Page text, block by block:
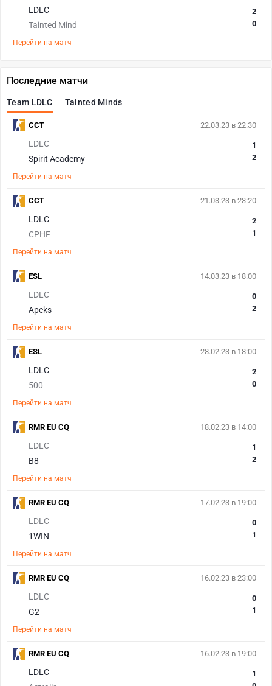
LDLC
Tainted Mind
2
0
Перейти на матч
Последние матчи
Team LDLC Tainted Minds
22.03.23 в 22:30
LDLC
Spirit Academy
1
2
Перейти на матч
CCT
21.03.23 в 23:20
LDLC
CPHF
2
1
Перейти на матч
CCT
14.03.23 в 18:00
LDLC
Apeks
0
2
Перейти на матч
ESL
28.02.23 в 18:00
LDLC
500
2
0
Перейти на матч
ESL
18.02.23 в 14:00
LDLC
B8
1
2
Перейти на матч
RMR EU CQ
17.02.23 в 19:00
LDLC
1WIN
0
1
Перейти на матч
RMR EU CQ
16.02.23 в 23:00
LDLC
G2
0
1
Перейти на матч
RMR EU CQ
16.02.23 в 19:00
LDLC
1
RMR EU CQ